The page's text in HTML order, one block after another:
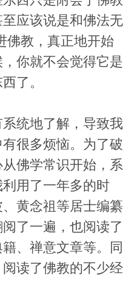
应该说是和佛法无
佛教，真正地开始
你就不会觉得它是
了。
统地了解，导致我
很多烦恼。为了破
佛学常识开始，系
用了一年多的时
黄念祖等居士编纂
了一遍，也阅读了
、禅意文章等。同
读了佛教的不少经